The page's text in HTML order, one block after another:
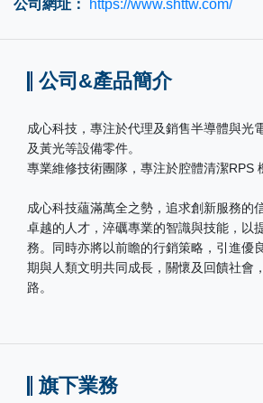
公司網址：
https://www.shttw.com/
公司&產品簡介
成心科技，專注於代理及銷售半導體與光
及黃光等設備零件。
專業維修技術團隊，專注於腔體清潔RPS
成心科技蘊滿萬全之勢，追求創新服務的
卓越的人才，淬礪專業的智識與技能，以
務。同時亦將以前瞻的行銷策略，引進優
期與人類文明共同成長，關懷及回饋社會
路。
旗下業務